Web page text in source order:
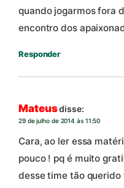
quando jogarmos fora
encontro dos
Responder
Mateusdisse:
29 de julho de 2014 às 11:50
Cara, ao ler essa
pouco ! pq é muito
desse time tão